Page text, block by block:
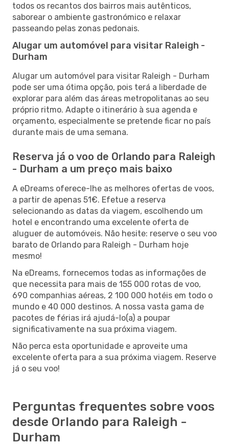
todos os recantos dos bairros mais autênticos,
saborear o ambiente gastronómico e relaxar
passeando pelas zonas pedonais.
Alugar um automóvel para visitar Raleigh -
Durham
Alugar um automóvel para visitar Raleigh - Durham
pode ser uma ótima opção, pois terá a liberdade de
explorar para além das áreas metropolitanas ao seu
próprio ritmo. Adapte o itinerário à sua agenda e
orçamento, especialmente se pretende ficar no país
durante mais de uma semana.
Reserva já o voo de Orlando para Raleigh
- Durham a um preço mais baixo
A eDreams oferece-lhe as melhores ofertas de voos,
a partir de apenas 51€. Efetue a reserva
selecionando as datas da viagem, escolhendo um
hotel e encontrando uma excelente oferta de
aluguer de automóveis. Não hesite: reserve o seu voo
barato de Orlando para Raleigh - Durham hoje
mesmo!
Na eDreams, fornecemos todas as informações de
que necessita para mais de 155 000 rotas de voo,
690 companhias aéreas, 2 100 000 hotéis em todo o
mundo e 40 000 destinos. A nossa vasta gama de
pacotes de férias irá ajudá-lo(a) a poupar
significativamente na sua próxima viagem.
Não perca esta oportunidade e aproveite uma
excelente oferta para a sua próxima viagem. Reserve
já o seu voo!
Perguntas frequentes sobre voos
desde Orlando para Raleigh -
Durham